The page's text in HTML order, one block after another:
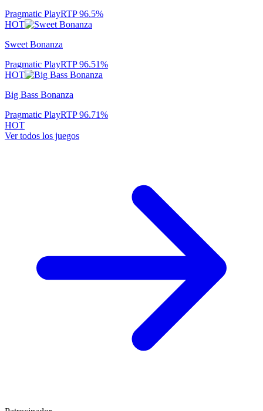
Pragmatic PlayRTP96.5%
HOT
Sweet Bonanza
Pragmatic PlayRTP96.51%
HOT
Big Bass Bonanza
Pragmatic PlayRTP96.71%
HOT
Ver todos los juegos